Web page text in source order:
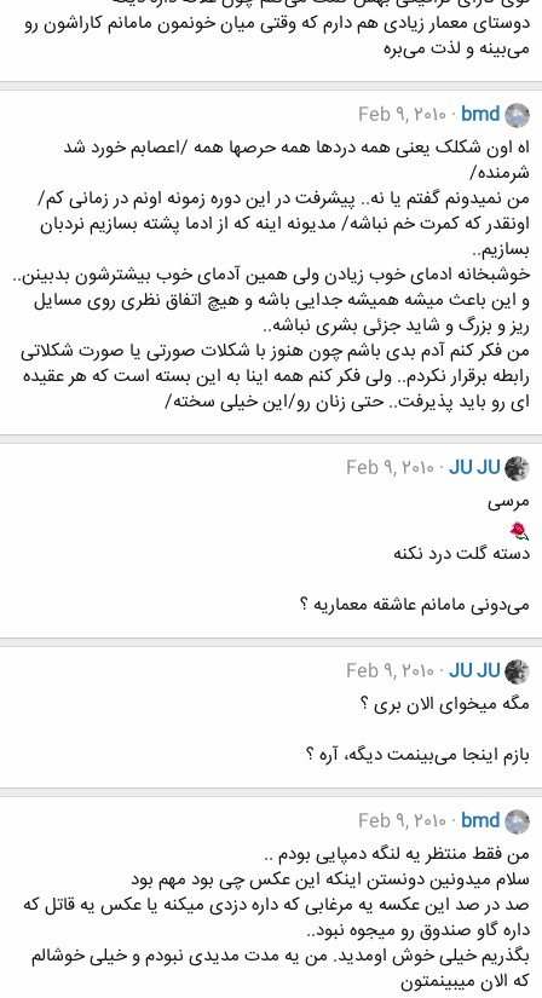
دوستای معمار زیادی هم دارم که وقتی میان خونمون مامانم کاراشون رو
می‌بینه و لذت می‌بره
bmd
Feb 9, 2010
اه اون شکلک یعنی همه دردها همه حرصها همه /اعصابم خورد شد
شرمنده/
من نمیدونم گفتم یا نه.. پیشرفت در این دوره زمونه اونم در زمانی کم/
اونقدر که کمرت خم نباشه/ مدیونه اینه که از ادما پشته بسازیم نردبان
بسازیم..
خوشبخانه ادمای خوب زیادن ولی همین آدمای خوب بیشترشون بدبینن..
و این باعث میشه همیشه جدایی باشه و هیچ اتفاق نظری روی مسایل
ریز و بزرگ و شاید جزئی بشری نباشه..
من فکر کنم آدم بدی باشم چون هنوز با شکلات صورتی یا صورت شکلاتی
رابطه برقرار نکردم.. ولی فکر کنم همه اینا به این بسته است که هر عقیده
ای رو باید پذیرفت.. حتی زنان رو/این خیلی سخته/
JU JU
Feb 9, 2010
مرسی
دسته گلت درد نکنه
می‌دونی مامانم عاشقه معماریه ؟
JU JU
Feb 9, 2010
مگه میخوای الان بری ؟
بازم اینجا می‌بینمت دیگه، آره ؟
bmd
Feb 9, 2010
من فقط منتظر یه لنگه دمپایی بودم ..
سلام میدونین دونستن اینکه این عکس چی بود مهم بود
صد در صد این عکسه یه مرغابی که داره دزدی میکنه یا عکس یه قاتل که
داره گاو صندوق رو میجوه نبود..
بگذریم خیلی خوش اومدید. من یه مدت مدیدی نبودم و خیلی خوشالم
که الان میبینمتون